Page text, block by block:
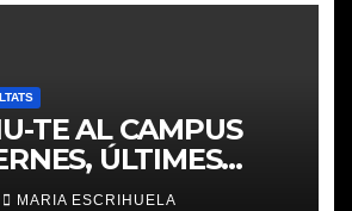
TE AL CAMPUS
ÚLTIMES
MARIA ESCRIHUELA